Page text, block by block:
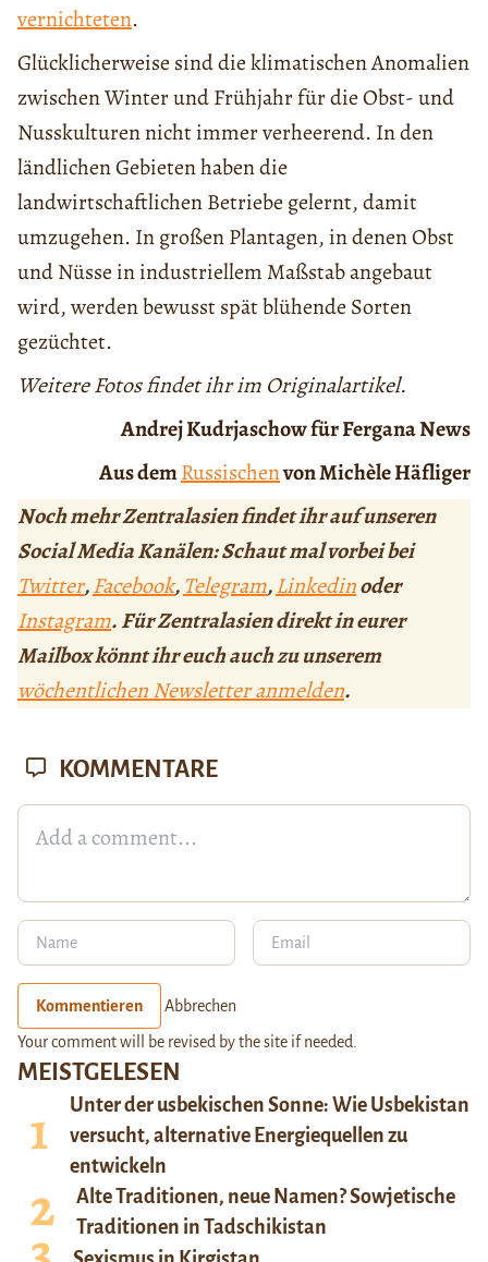
vernichteten.
Glücklicherweise sind die klimatischen Anomalien
zwischen Winter und Frühjahr für die Obst- und
Nusskulturen nicht immer verheerend. In den
ländlichen Gebieten haben die
landwirtschaftlichen Betriebe gelernt, damit
umzugehen. In großen Plantagen, in denen Obst
und Nüsse in industriellem Maßstab angebaut
wird, werden bewusst spät blühende Sorten
gezüchtet.
Weitere Fotos findet ihr im Originalartikel.
Andrej Kudrjaschow für Fergana News
Aus demRussischenvon Michèle Häfliger
Noch mehr Zentralasien findet ihr auf unseren
Social Media Kanälen: Schaut mal vorbei bei
Twitter,Facebook,Telegram,Linkedinoder
Instagram. Für Zentralasien direkt in eurer
Mailbox könnt ihr euch auch zu unserem
wöchentlichen Newsletter anmelden.
MEISTGELESEN
Unter der usbekischen Sonne: Wie Usbekistan
versucht, alternative Energiequellen zu
entwickeln
Alte Traditionen, neue Namen? Sowjetische
Traditionen in Tadschikistan
KOMMENTARE
Kommentieren Abbrechen
Your comment will be revised by the site if needed.